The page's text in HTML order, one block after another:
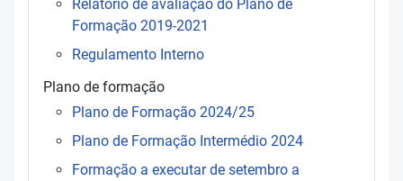
Relatório de avaliação do Plano de
Formação 2019-2021
Regulamento Interno
Plano de formação
Plano de Formação 2024/25
Plano de Formação Intermédio 2024
Formação a executar de setembro a